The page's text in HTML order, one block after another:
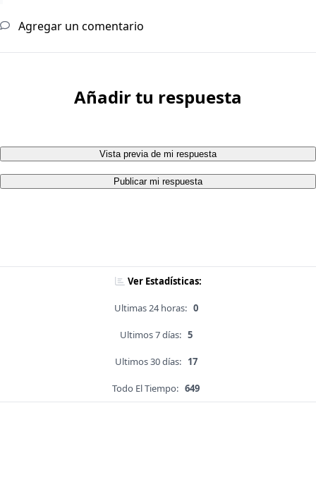
Agregar un comentario
Añadir tu respuesta
Vista previa de mi respuesta
Publicar mi respuesta
Ver Estadísticas:
Ultimas 24 horas: 0
Ultimos 7 días: 5
Ultimos 30 días: 17
Todo El Tiempo: 649